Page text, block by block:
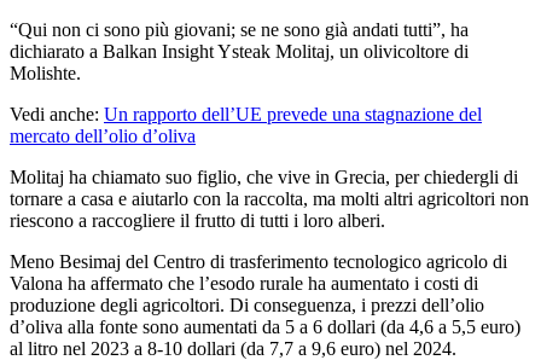
“Qui non ci sono più giovani; se ne sono già andati tutti”, ha
dichiarato a Balkan Insight Ysteak Molitaj, un olivicoltore di
Molishte.
Vedi anche: Un rapporto dell’UE prevede una stagnazione del
mercato dell’olio d’oliva
Molitaj ha chiamato suo figlio, che vive in Grecia, per chiedergli di
tornare a casa e aiutarlo con la raccolta, ma molti altri agricoltori non
riescono a raccogliere il frutto di tutti i loro alberi.
Meno Besimaj del Centro di trasferimento tecnologico agricolo di
Valona ha affermato che l’esodo rurale ha aumentato i costi di
produzione degli agricoltori. Di conseguenza, i prezzi dell’olio
d’oliva alla fonte sono aumentati da 5 a 6 dollari (da 4,6 a 5,5 euro)
al litro nel 2023 a 8-10 dollari (da 7,7 a 9,6 euro) nel 2024.